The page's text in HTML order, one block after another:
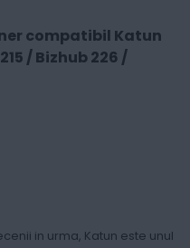
compatibil Katun
/ Bizhub 226 /
in urma, Katun este unul